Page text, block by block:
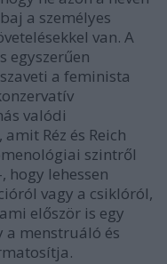
a személyes
van. A
egyszerűen
a feminista
valódi
Réz és Reich
szintről
hogy lehessen
vagy a csiklóról,
először is egy
a menstruáló és